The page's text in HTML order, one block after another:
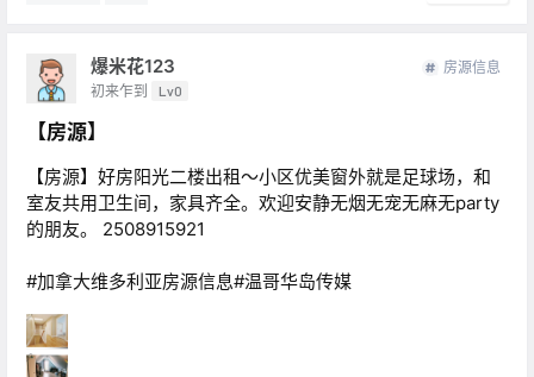
爆米花123
初来乍到 Lv0
房源信息
【房源】
【房源】好房阳光二楼出租～小区优美窗外就是足球场，和
室友共用卫生间，家具齐全。欢迎安静无烟无宠无麻无party
的朋友。 2508915921
#加拿大维多利亚房源信息#温哥华岛传媒